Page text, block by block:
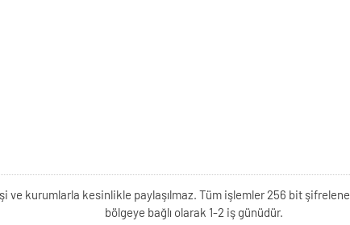
ve kurumlarla kesinlikle paylaşılmaz. Tüm işlemler 256 bit
bölgeye bağlı olarak 1-2 iş günüdür.